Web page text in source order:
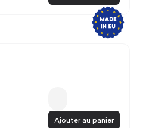
Ajouter au panier